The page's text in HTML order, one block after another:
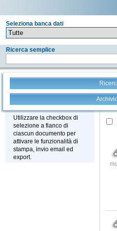
Seleziona banca dati
Ricerca semplice
Stampa - Email - Export
Utilizzare la checkbox di
selezione a fianco di
ciascun documento per
attivare le funzionalità di
stampa, invio email ed
export.